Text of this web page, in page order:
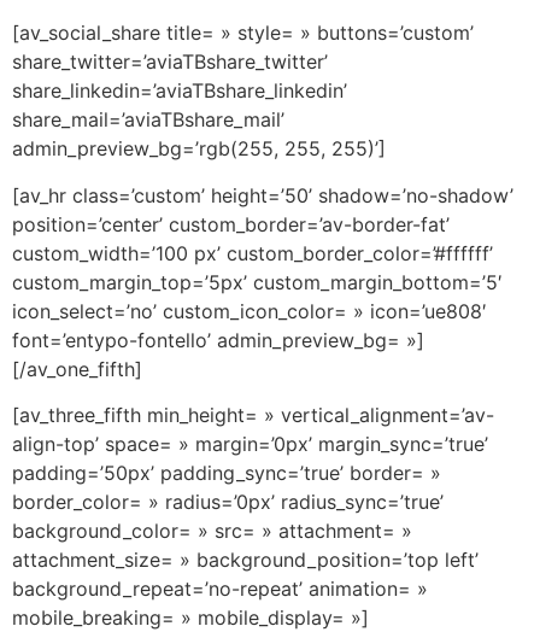
[av_social_share title= » style= » buttons=’custom’
share_twitter=’aviaTBshare_twitter’
share_linkedin=’aviaTBshare_linkedin’
share_mail=’aviaTBshare_mail’
admin_preview_bg=’rgb(255, 255, 255)’]
[av_hr class=’custom’ height=’50’ shadow=’no-shadow’
position=’center’ custom_border=’av-border-fat’
custom_width=’100 px’ custom_border_color=’#ffffff’
custom_margin_top=’5px’ custom_margin_bottom=’5′
icon_select=’no’ custom_icon_color= » icon=’ue808′
font=’entypo-fontello’ admin_preview_bg= »]
[/av_one_fifth]
[av_three_fifth min_height= » vertical_alignment=’av-
align-top’ space= » margin=’0px’ margin_sync=’true’
padding=’50px’ padding_sync=’true’ border= »
border_color= » radius=’0px’ radius_sync=’true’
background_color= » src= » attachment= »
attachment_size= » background_position=’top left’
background_repeat=’no-repeat’ animation= »
mobile_breaking= » mobile_display= »]